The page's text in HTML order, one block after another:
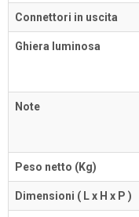
Connettori in uscita
Ghiera luminosa
Note
Peso netto (Kg)
Dimensioni ( L x H x P )